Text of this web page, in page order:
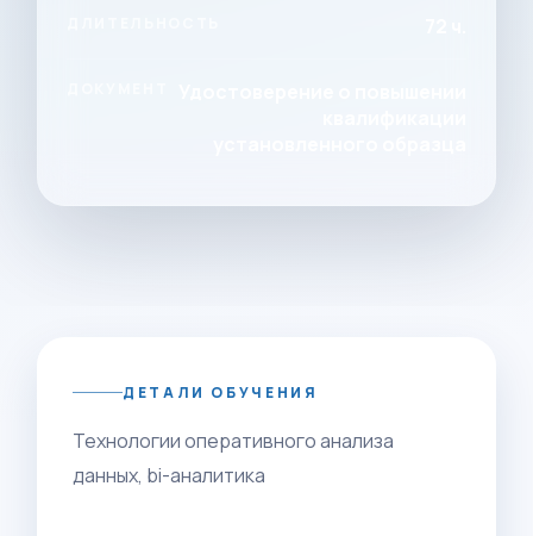
ДЕТАЛИ ОБУЧЕНИЯ
Технологии оперативного анализа
данных, bi-аналитика